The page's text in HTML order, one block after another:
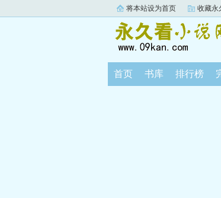
将本站设为首页 收藏永
首页 书库 排行榜